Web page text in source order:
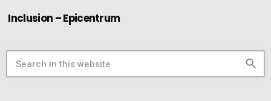
Inclusion – Epicentrum
search